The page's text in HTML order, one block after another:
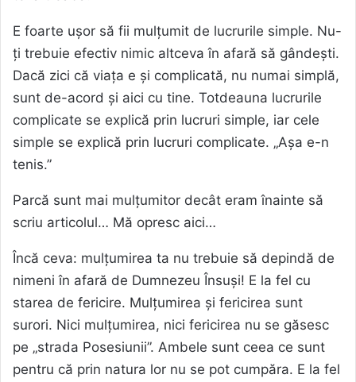
E foarte ușor să fii mulțumit de lucrurile simple. Nu-
ți trebuie efectiv nimic altceva în afară să gândești.
Dacă zici că viața e și complicată, nu numai simplă,
sunt de-acord și aici cu tine. Totdeauna lucrurile
complicate se explică prin lucruri simple, iar cele
simple se explică prin lucruri complicate. „Așa e-n
tenis.”
Parcă sunt mai mulțumitor decât eram înainte să
scriu articolul… Mă opresc aici…
Încă ceva: mulțumirea ta nu trebuie să depindă de
nimeni în afară de Dumnezeu Însuși! E la fel cu
starea de fericire. Mulțumirea și fericirea sunt
surori. Nici mulțumirea, nici fericirea nu se găsesc
pe „strada Posesiunii”. Ambele sunt ceea ce sunt
pentru că prin natura lor nu se pot cumpăra. E la fel